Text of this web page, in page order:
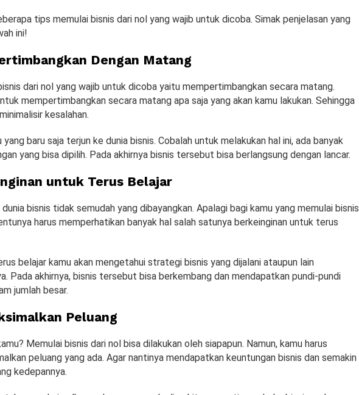
tips memulai bisnis dari nol yang wajib untuk dicoba. Simak penjelasan yang
ini!
Dengan Matang
dari nol yang wajib untuk dicoba yaitu mempertimbangkan secara matang.
mempertimbangkan secara matang apa saja yang akan kamu lakukan. Sehingga
kesalahan.
yang baru saja terjun ke dunia bisnis. Cobalah untuk melakukan hal ini, ada banyak
yang bisa dipilih. Pada akhirnya bisnis tersebut bisa berlangsung dengan lancar.
untuk Terus Belajar
bisnis tidak semudah yang dibayangkan. Apalagi bagi kamu yang memulai bisnis
harus memperhatikan banyak hal salah satunya berkeinginan untuk terus
belajar kamu akan mengetahui strategi bisnis yang dijalani ataupun lain
Pada akhirnya, bisnis tersebut bisa berkembang dan mendapatkan pundi-pundi
jumlah besar.
Peluang
Memulai bisnis dari nol bisa dilakukan oleh siapapun. Namun, kamu harus
peluang yang ada. Agar nantinya mendapatkan keuntungan bisnis dan semakin
kedepannya.